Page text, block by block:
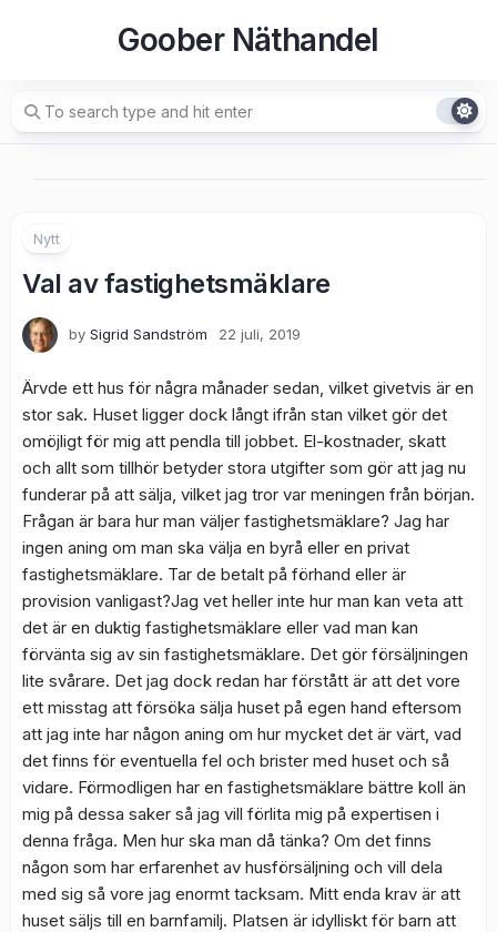
Goober Näthandel
Nytt
Val av fastighetsmäklare
by Sigrid Sandström 22 juli, 2019
Ärvde ett hus för några månader sedan, vilket givetvis är en
stor sak. Huset ligger dock långt ifrån stan vilket gör det
omöjligt för mig att pendla till jobbet. El-kostnader, skatt
och allt som tillhör betyder stora utgifter som gör att jag nu
funderar på att sälja, vilket jag tror var meningen från början.
Frågan är bara hur man väljer fastighetsmäklare? Jag har
ingen aning om man ska välja en byrå eller en privat
fastighetsmäklare. Tar de betalt på förhand eller är
provision vanligast?Jag vet heller inte hur man kan veta att
det är en duktig fastighetsmäklare eller vad man kan
förvänta sig av sin fastighetsmäklare. Det gör försäljningen
lite svårare. Det jag dock redan har förstått är att det vore
ett misstag att försöka sälja huset på egen hand eftersom
att jag inte har någon aning om hur mycket det är värt, vad
det finns för eventuella fel och brister med huset och så
vidare. Förmodligen har en fastighetsmäklare bättre koll än
mig på dessa saker så jag vill förlita mig på expertisen i
denna fråga. Men hur ska man då tänka? Om det finns
någon som har erfarenhet av husförsäljning och vill dela
med sig så vore jag enormt tacksam. Mitt enda krav är att
huset säljs till en barnfamilj. Platsen är idylliskt för barn att